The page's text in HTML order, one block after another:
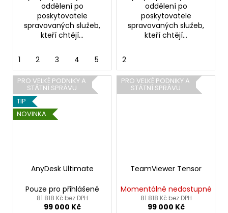
oddělení po
poskytovatele
spravovaných služeb,
kteří chtějí...
1 2 3 4 5
oddělení po
poskytovatele
spravovaných služeb,
kteří chtějí...
2
PRO VELKÉ PODNIKY A
STÁTNÍ SPRÁVU
TIP
NOVINKA
AnyDesk Ultimate
Pouze pro přihlášené
81 818 Kč bez DPH
99 000 Kč
PRO VELKÉ PODNIKY A
STÁTNÍ SPRÁVU
TeamViewer Tensor
Momentálně nedostupné
81 818 Kč bez DPH
99 000 Kč